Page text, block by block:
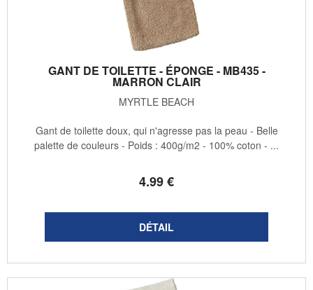
GANT DE TOILETTE - ÉPONGE - MB435 -
MARRON CLAIR
MYRTLE BEACH
4.99€
Gant de toilette doux, qui n'agresse pas la peau - Belle
palette de couleurs - Poids : 400g/m2 - 100% coton - ...